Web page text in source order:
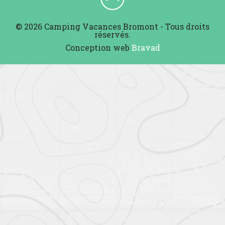
© 2026 Camping Vacances Bromont - Tous droits
réservés.
Conception web Bravad